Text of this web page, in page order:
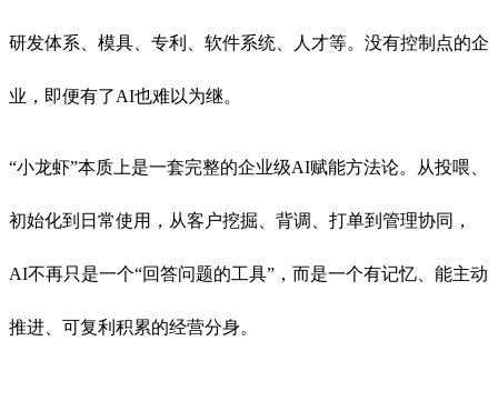
研发体系、模具、专利、软件系统、人才等。没有控制点的企
业，即便有了AI也难以为继。
“小龙虾”本质上是一套完整的企业级AI赋能方法论。从投喂、
初始化到日常使用，从客户挖掘、背调、打单到管理协同，
AI不再只是一个“回答问题的工具”，而是一个有记忆、能主动
推进、可复利积累的经营分身。